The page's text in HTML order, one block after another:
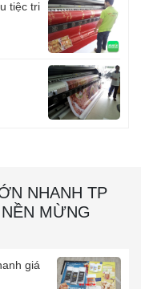
tiệc tri
NHANH TP
MỪNG
giá